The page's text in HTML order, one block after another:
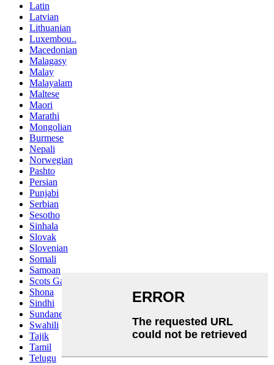
Latin
Latvian
Lithuanian
Luxembou..
Macedonian
Malagasy
Malay
Malayalam
Maltese
Maori
Marathi
Mongolian
Burmese
Nepali
Norwegian
Pashto
Persian
Punjabi
Serbian
Sesotho
Sinhala
Slovak
Slovenian
Somali
Samoan
Scots Gaelic
Shona
Sindhi
Sundanese
Swahili
Tajik
Tamil
Telugu